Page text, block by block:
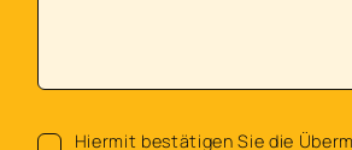
Hiermit bestätigen Sie die